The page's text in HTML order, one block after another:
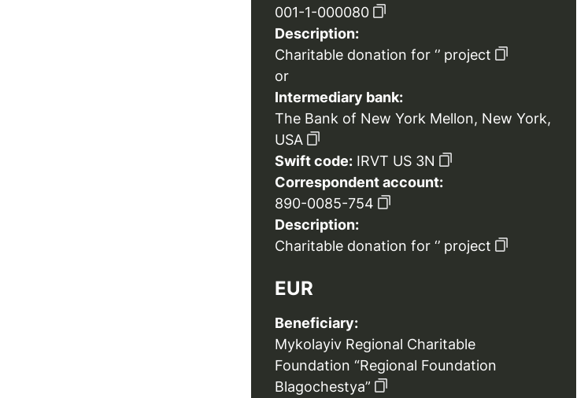
001-1-000080
Description:
Charitable donation for ‘’ project
or
Intermediary bank:
The Bank of New York Mellon, New York,
USA
Swift code: IRVT US 3N
Correspondent account:
890-0085-754
Description:
Charitable donation for ‘’ project
EUR
Beneficiary:
Mykolayiv Regional Charitable
Foundation “Regional Foundation
Blagochestya”